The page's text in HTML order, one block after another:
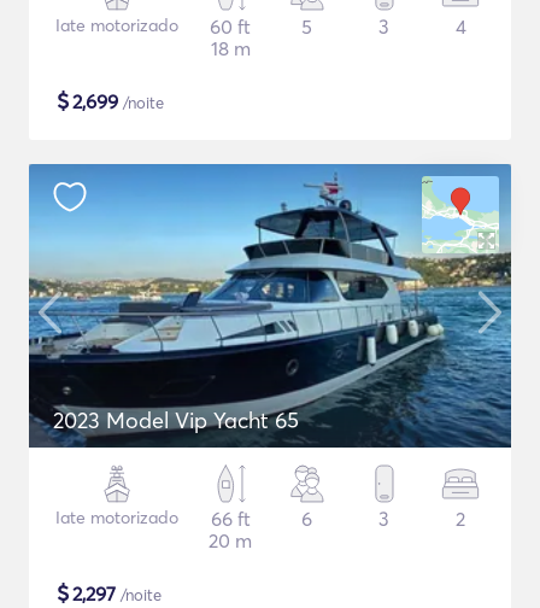
Iate motorizado
60 ft
18 m
5 3 4
$2,699 /noite
2023 Model Vip Yacht 65
Iate motorizado
66 ft
20 m
6 3 2
$2,297 /noite